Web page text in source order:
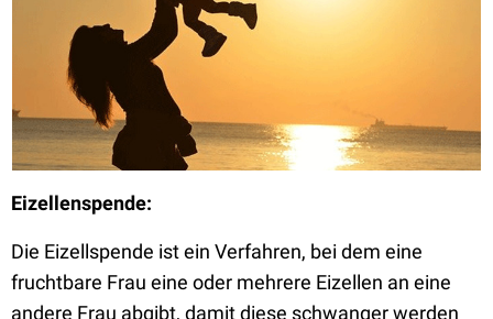
Eizellenspende:
Die Eizellspende ist ein Verfahren, bei dem eine
fruchtbare Frau eine oder mehrere Eizellen an eine
andere Frau abgibt, damit diese schwanger werden